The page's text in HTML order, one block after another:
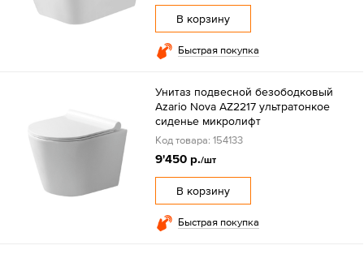
В корзину
Быстрая покупка
Унитаз подвесной безободковый
Azario Nova AZ2217 ультратонкое
сиденье микролифт
Код товара: 154133
9'450 р./шт
В корзину
Быстрая покупка